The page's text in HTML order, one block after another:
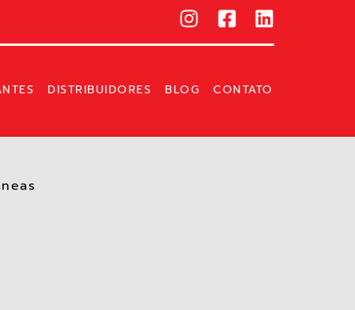
DISTRIBUIDORES BLOG CONTATO